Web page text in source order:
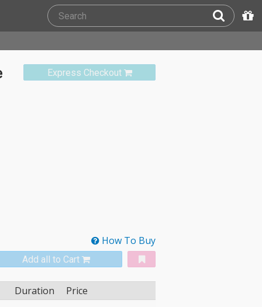
Express Checkout
How To Buy
Add all to Cart
Duration Price